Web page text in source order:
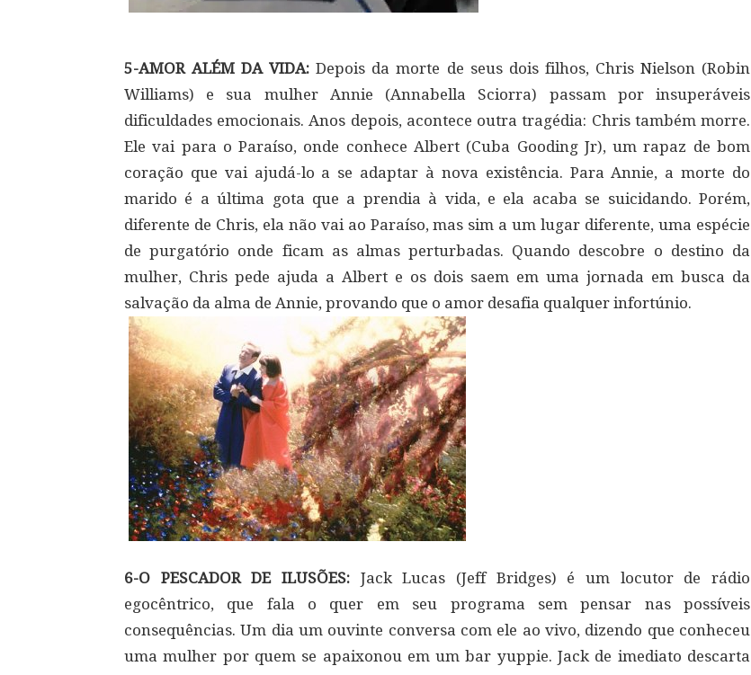
5-AMOR ALÉM DA VIDA: Depois da morte de seus dois filhos, Chris Nielson (Robin
Williams) e sua mulher Annie (Annabella Sciorra) passam por insuperáveis
dificuldades emocionais. Anos depois, acontece outra tragédia: Chris também morre.
Ele vai para o Paraíso, onde conhece Albert (Cuba Gooding Jr), um rapaz de bom
coração que vai ajudá-lo a se adaptar à nova existência. Para Annie, a morte do
marido é a última gota que a prendia à vida, e ela acaba se suicidando. Porém,
diferente de Chris, ela não vai ao Paraíso, mas sim a um lugar diferente, uma espécie
de purgatório onde ficam as almas perturbadas. Quando descobre o destino da
mulher, Chris pede ajuda a Albert e os dois saem em uma jornada em busca da
salvação da alma de Annie, provando que o amor desafia qualquer infortúnio.
6-O PESCADOR DE ILUSÕES: Jack Lucas (Jeff Bridges) é um locutor de rádio
egocêntrico, que fala o quer em seu programa sem pensar nas possíveis
consequências. Um dia um ouvinte conversa com ele ao vivo, dizendo que conheceu
uma mulher por quem se apaixonou em um bar yuppie. Jack de imediato descarta